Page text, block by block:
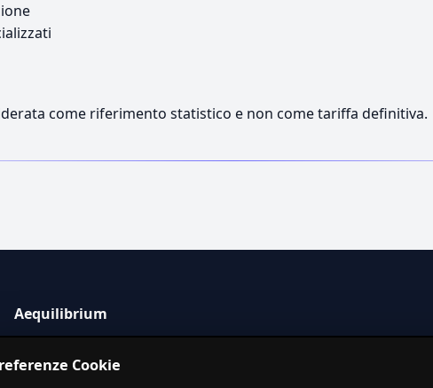
come riferimento statistico e non come tariffa definitiva.
Aequilibrium
servizi in Italia.
Cookie